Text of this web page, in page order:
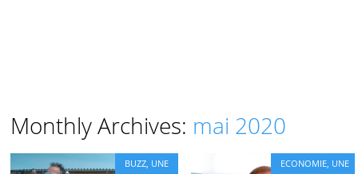
Monthly Archives: mai 2020
BUZZ UNE ECONOMIE UNE